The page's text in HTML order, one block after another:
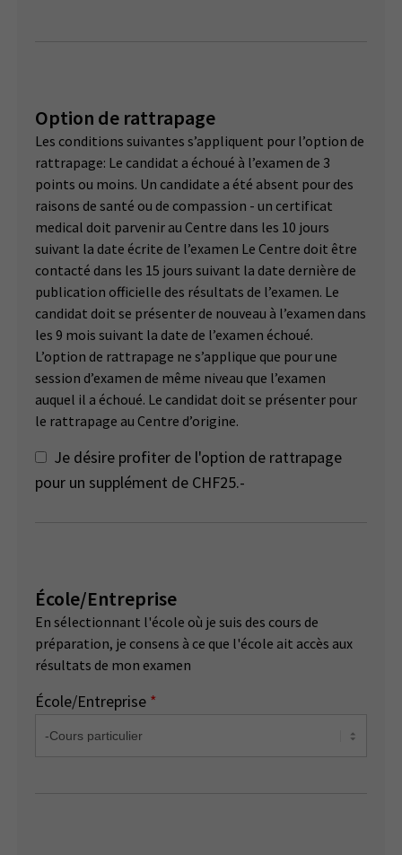
Option de rattrapage
Les conditions suivantes s’appliquent pour l’option de
rattrapage: Le candidat a échoué à l’examen de 3
points ou moins. Un candidate a été absent pour des
raisons de santé ou de compassion - un certificat
medical doit parvenir au Centre dans les 10 jours
suivant la date écrite de l’examen Le Centre doit être
contacté dans les 15 jours suivant la date dernière de
publication officielle des résultats de l’examen. Le
candidat doit se présenter de nouveau à l’examen dans
les 9 mois suivant la date de l’examen échoué.
L’option de rattrapage ne s’applique que pour une
session d’examen de même niveau que l’examen
auquel il a échoué. Le candidat doit se présenter pour
le rattrapage au Centre d’origine.
Je désire profiter de l'option de rattrapage
pour un supplément de CHF25.-
École/Entreprise
En sélectionnant l'école où je suis des cours de
préparation, je consens à ce que l'école ait accès aux
résultats de mon examen
École/Entreprise *